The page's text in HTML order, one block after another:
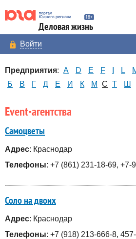
Деловая жизнь
Войти
Предприятия: A D E F L
Б
В Г Д Е И К М С Т Ш
Event-агентства
Самоцветы
Адрес: Краснодар
Телефоны: +7 (861) 231-18-69, +7-
Соло на двоих
Адрес: Краснодар
Телефоны: +7 (918) 213-666-8,